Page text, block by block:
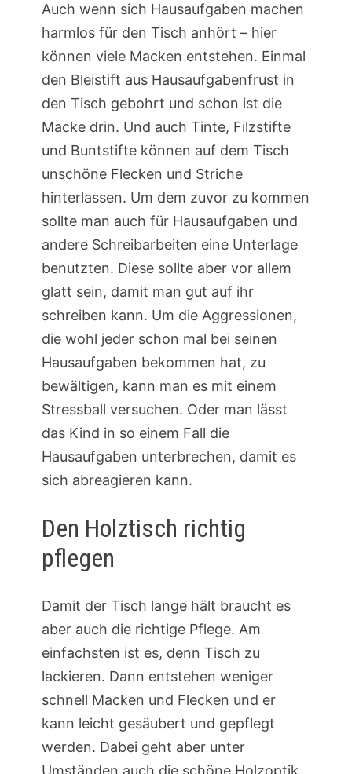
Auch wenn sich Hausaufgaben machen
harmlos für den Tisch anhört – hier
können viele Macken entstehen. Einmal
den Bleistift aus Hausaufgabenfrust in
den Tisch gebohrt und schon ist die
Macke drin. Und auch Tinte, Filzstifte
und Buntstifte können auf dem Tisch
unschöne Flecken und Striche
hinterlassen. Um dem zuvor zu kommen
sollte man auch für Hausaufgaben und
andere Schreibarbeiten eine Unterlage
benutzten. Diese sollte aber vor allem
glatt sein, damit man gut auf ihr
schreiben kann. Um die Aggressionen,
die wohl jeder schon mal bei seinen
Hausaufgaben bekommen hat, zu
bewältigen, kann man es mit einem
Stressball versuchen. Oder man lässt
das Kind in so einem Fall die
Hausaufgaben unterbrechen, damit es
sich abreagieren kann.
Den Holztisch richtig
pflegen
Damit der Tisch lange hält braucht es
aber auch die richtige Pflege. Am
einfachsten ist es, denn Tisch zu
lackieren. Dann entstehen weniger
schnell Macken und Flecken und er
kann leicht gesäubert und gepflegt
werden. Dabei geht aber unter
Umständen auch die schöne Holzoptik